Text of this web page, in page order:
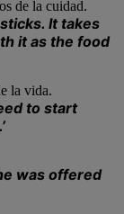
de la cuidad.
. It takes
it as the food
la vida.
to start
was offered